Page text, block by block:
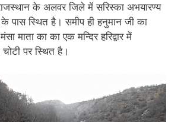
के अलवर जिले में सरिस्का अभयारण्य
के पास स्थित है। समीप ही हनुमान जी का
माता का का एक मन्दिर हरिद्वार में
चोटी पर स्थित है।